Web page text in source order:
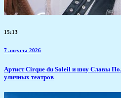
15:13
7 августа 2026
Артист Cirque du Soleil и шоу Славы
уличных театров